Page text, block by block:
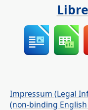
Impressum (Legal
(non-binding